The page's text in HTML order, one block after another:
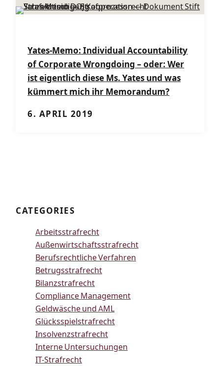
Yates-Memo: Individual Accountability
of Corporate Wrongdoing – oder: Wer
ist eigentlich diese Ms. Yates und was
kümmert mich ihr Memorandum?
6. APRIL 2019
CATEGORIES
Arbeitsstrafrecht
Außenwirtschaftsstrafrecht
Berufsrechtliche Verfahren
Betrugsstrafrecht
Bilanzstrafrecht
Compliance Management
Geldwäsche und AML
Glücksspielstrafrecht
Insolvenzstrafrecht
Interne Untersuchungen
IT-Strafrecht